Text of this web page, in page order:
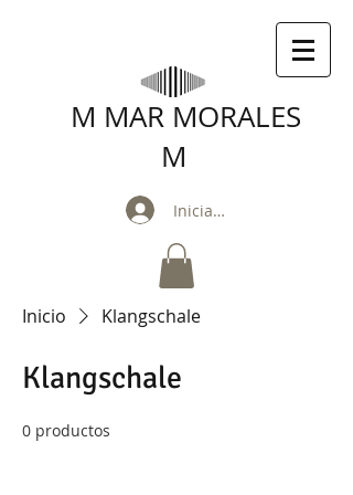
M MAR MORALES
M
Iniciar sesión
Inicio Klangschale
Klangschale
0 productos